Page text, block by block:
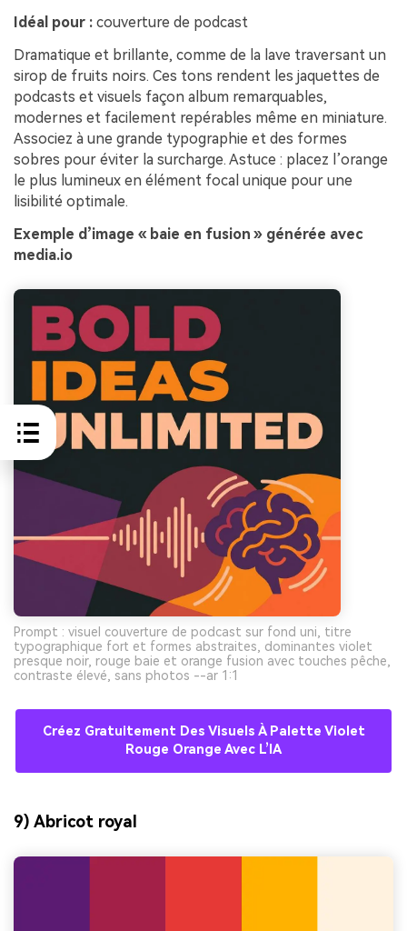
Idéal pour : couverture de podcast
Dramatique et brillante, comme de la lave traversant un
sirop de fruits noirs. Ces tons rendent les jaquettes de
podcasts et visuels façon album remarquables,
modernes et facilement repérables même en miniature.
Associez à une grande typographie et des formes
sobres pour éviter la surcharge. Astuce : placez l’orange
le plus lumineux en élément focal unique pour une
lisibilité optimale.
Exemple d’image « baie en fusion » générée avec
media.io
Prompt : visuel couverture de podcast sur fond uni, titre
typographique fort et formes abstraites, dominantes violet
presque noir, rouge baie et orange fusion avec touches pêche,
contraste élevé, sans photos --ar 1:1
Créez Gratuitement Des Visuels À Palette Violet
Rouge Orange Avec L’IA
9) Abricot royal